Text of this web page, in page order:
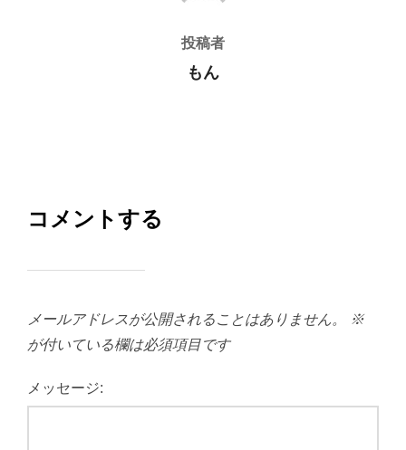
投稿者
もん
コメントする
メールアドレスが公開されることはありません。
※
が付いている欄は必須項目です
メッセージ: